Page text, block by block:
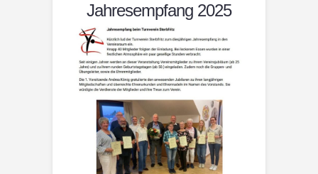
Jahresempfang 2025